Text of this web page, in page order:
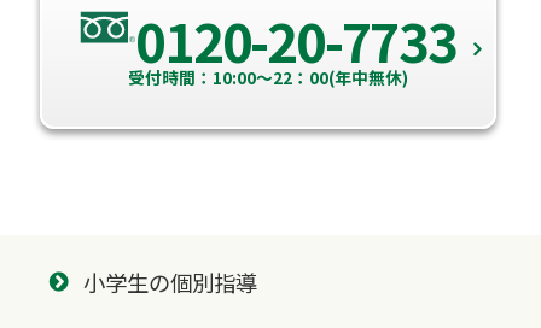
0120-20-7733
受付時間：10:00～22：00(年中無休)
小学生の個別指導